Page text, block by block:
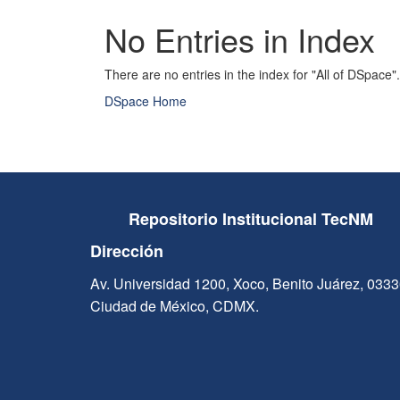
No Entries in Index
There are no entries in the index for "All of DSpace".
DSpace Home
Repositorio Institucional TecNM
Dirección
Av. Universidad 1200, Xoco, Benito Juárez,
Ciudad de México, CDMX.